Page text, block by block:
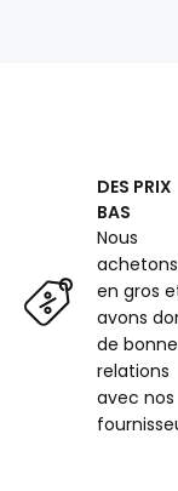
sur
DES PRIX
BAS
Nous
achetons
en gros
avons
de
relations
avec nos